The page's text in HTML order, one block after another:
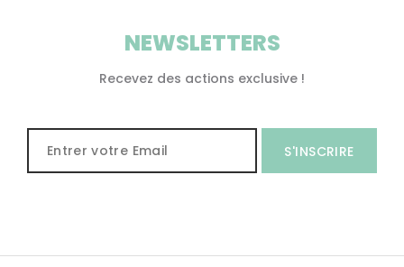
NEWSLETTERS
Recevez des actions exclusive !
S'INSCRIRE